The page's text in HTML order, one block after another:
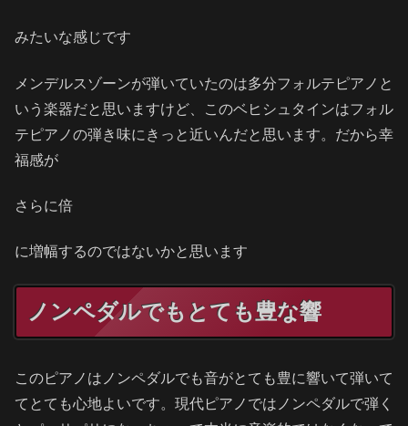
みたいな感じです
メンデルスゾーンが弾いていたのは多分フォルテピアノと
いう楽器だと思いますけど、このベヒシュタインはフォル
テピアノの弾き味にきっと近いんだと思います。だから幸
福感が
さらに倍
に増幅するのではないかと思います
ノンペダルでもとても豊な響
このピアノはノンペダルでも音がとても豊に響いて弾いて
てとても心地よいです。現代ピアノではノンペダルで弾く